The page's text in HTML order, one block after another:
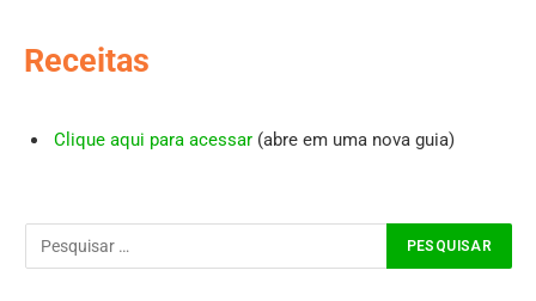
Receitas
Clique aqui para acessar (abre em uma nova guia)